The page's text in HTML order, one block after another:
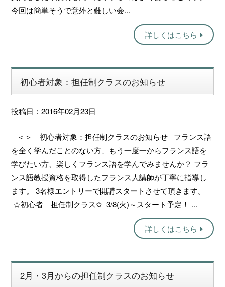
今回は簡単そうで意外と難しい会...
詳しくはこちら
初心者対象：担任制クラスのお知らせ
投稿日：2016年02月23日
＜＞ 初心者対象：担任制クラスのお知らせ フランス語
を全く学んだことのない方、もう一度一からフランス語を
学びたい方、楽しくフランス語を学んでみませんか？ フラ
ンス語教授資格を取得したフランス人講師が丁寧に指導し
ます。 3名様エントリーで開講スタートさせて頂きます。
☆初心者 担任制クラス✩ 3/8(火)～スタート予定！ ...
詳しくはこちら
2月・3月からの担任制クラスのお知らせ